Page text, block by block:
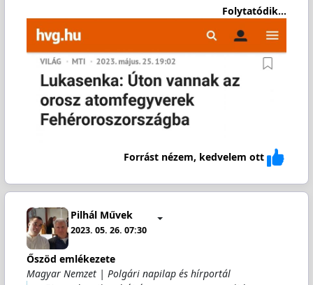
Folytatódik...
Forrást nézem, kedvelem ott
Pilhál Művek
2023. 05. 26. 07:30
Őszöd emlékezete
Magyar Nemzet | Polgári napilap és hírportál